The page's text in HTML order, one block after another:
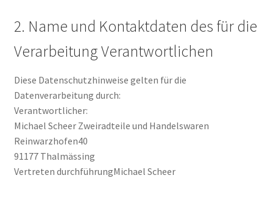
2. Name und Kontaktdaten des für die
Verarbeitung Verantwortlichen
Diese Datenschutzhinweise gelten für die
Datenverarbeitung durch:
Verantwortlicher:
Michael Scheer Zweiradteile und Handelswaren
Reinwarzhofen40
91177 Thalmässing
Vertreten durchführungMichael Scheer